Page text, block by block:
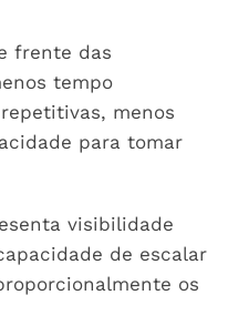
frente das
tempo
menos
para tomar
visibilidade
de escalar
os